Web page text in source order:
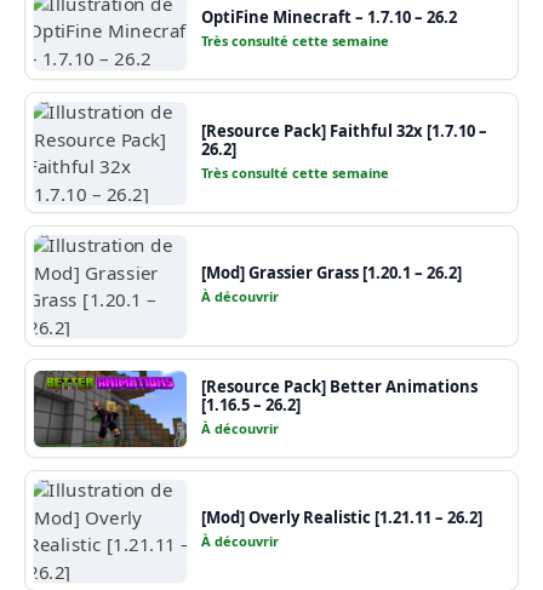
OptiFine Minecraft – 1.7.10 – 26.2
Très consulté cette semaine
[Resource Pack] Faithful 32x [1.7.10 –
26.2]
Très consulté cette semaine
[Mod] Grassier Grass [1.20.1 – 26.2]
À découvrir
[Resource Pack] Better Animations
[1.16.5 – 26.2]
À découvrir
[Mod] Overly Realistic [1.21.11 – 26.2]
À découvrir